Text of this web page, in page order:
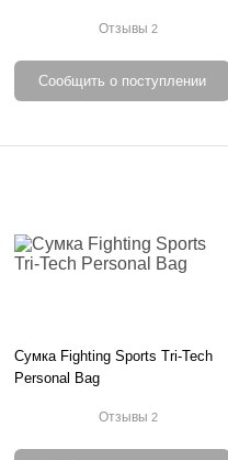
Отзывы2
Сообщить о поступлении
Сумка Fighting Sports Tri-Tech
Personal Bag
Отзывы2